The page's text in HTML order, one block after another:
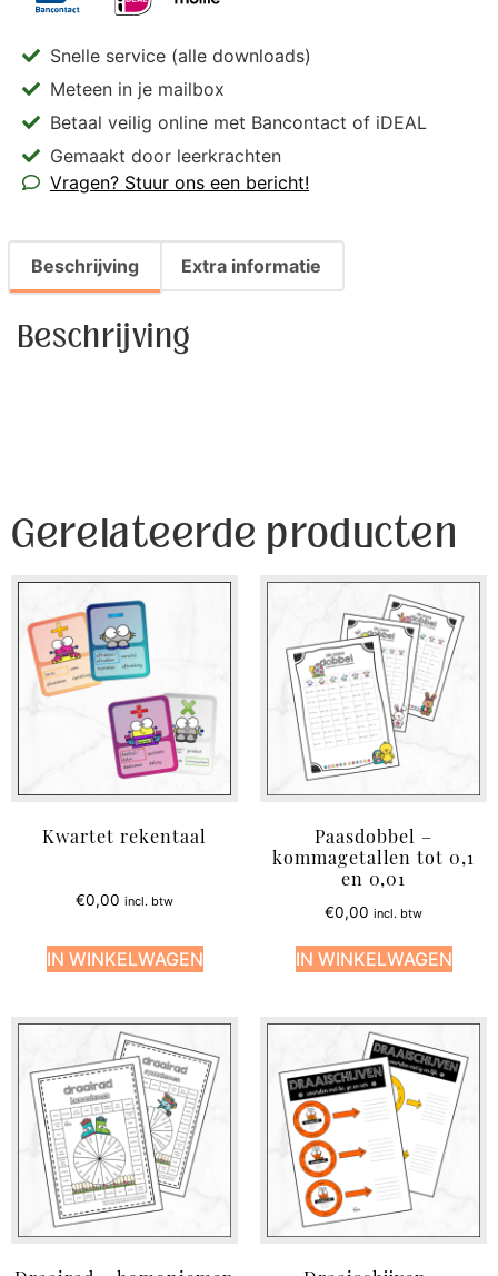
Snelle service (alle downloads)
Meteen in je mailbox
Betaal veilig online met Bancontact of iDEAL
Gemaakt door leerkrachten
Vragen? Stuur ons een bericht!
Beschrijving Extra informatie
Beschrijving
Gerelateerde producten
Kwartet rekentaal
€0,00 incl. btw
IN WINKELWAGEN
Paasdobbel –
kommagetallen tot 0,1
en 0,01
€0,00 incl. btw
IN WINKELWAGEN